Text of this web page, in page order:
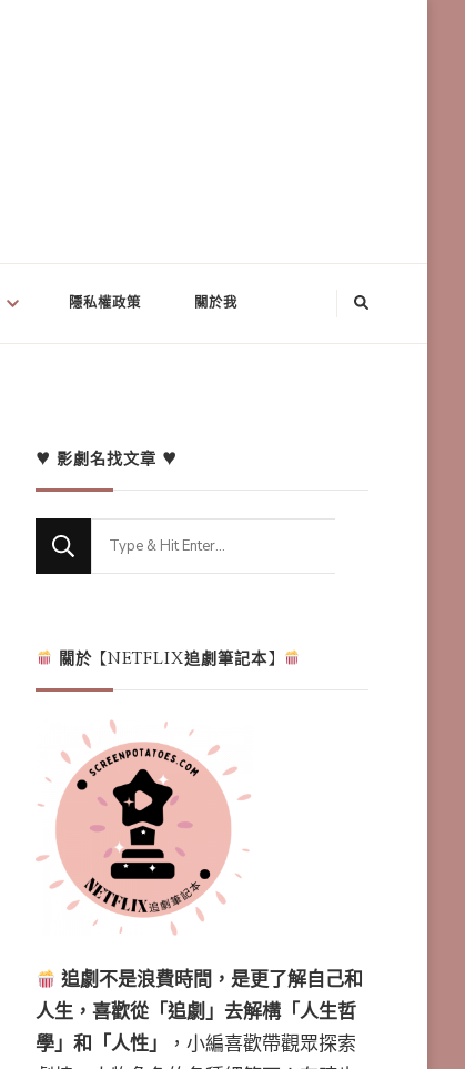
隱私權政策 關於我
♥ 影劇名找文章 ♥
Looking
關於【NETFLIX追劇筆記本】
追劇不是浪費時間，是更了解自己和
人生，喜歡從「追劇」去解構「人生哲
學」和「人性」
，小編喜歡帶觀眾探索